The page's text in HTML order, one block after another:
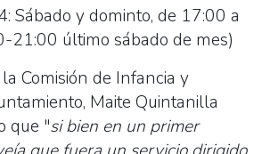
Sábado y dominto, de 17:00 a
21:00 último sábado de mes)
Comisión de Infancia y
Maite Quintanilla
que "si bien en un primer